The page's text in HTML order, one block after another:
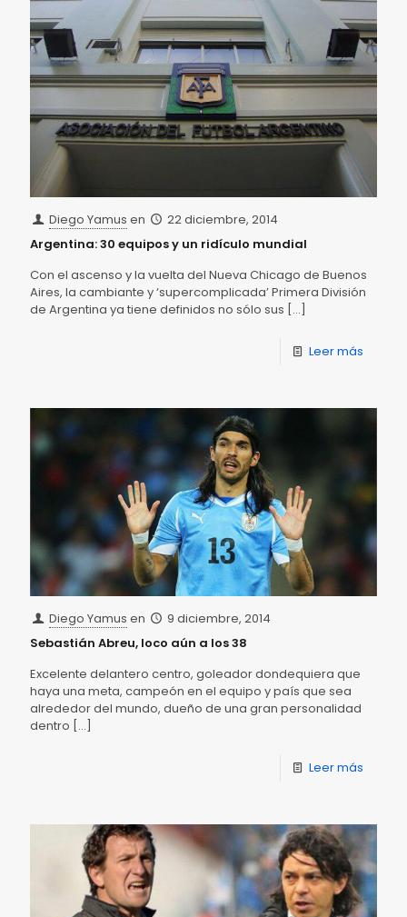
Diego Yamus en
22 diciembre, 2014
Argentina: 30 equipos y un ridículo mundial
Con el ascenso y la vuelta del Nueva Chicago de Buenos
Aires, la cambiante y ‘supercomplicada’ Primera División
de Argentina ya tiene definidos no sólo sus […]
Leer más
Diego Yamus en
9 diciembre, 2014
Sebastián Abreu, loco aún a los 38
Excelente delantero centro, goleador dondequiera que
haya una meta, campeón en el equipo y país que sea
alrededor del mundo, dueño de una gran personalidad
dentro […]
Leer más